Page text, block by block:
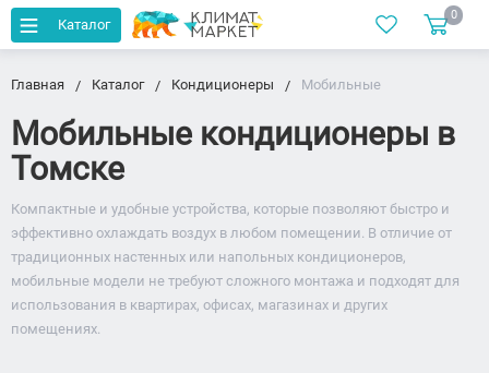
Каталог
0
Главная Каталог Кондиционеры Мобильные
Мобильные кондиционеры в
Томске
Компактные и удобные устройства, которые позволяют быстро и
эффективно охлаждать воздух в любом помещении. В отличие от
традиционных настенных или напольных кондиционеров,
мобильные модели не требуют сложного монтажа и подходят для
использования в квартирах, офисах, магазинах и других
помещениях.